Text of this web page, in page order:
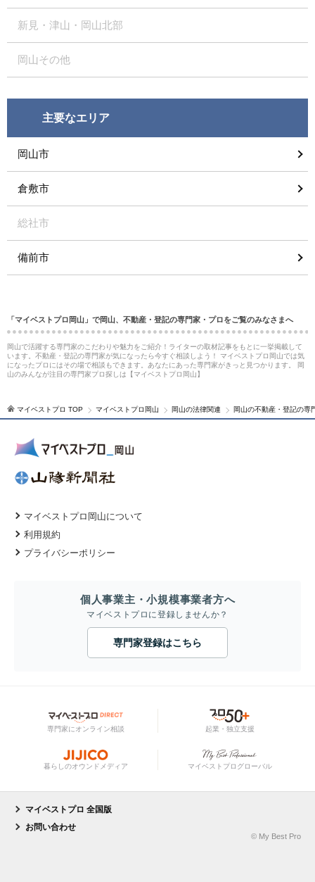
新見・津山・岡山北部
岡山その他
主要なエリア
岡山市
倉敷市
総社市
備前市
「マイベストプロ岡山」で岡山、不動産・登記の専門家・プロをご覧のみなさまへ
岡山で活躍する専門家のこだわりや魅力をご紹介！ライターの取材記事をもとに一挙掲載して
います。不動産・登記の専門家が気になったら今すぐ相談しよう！ マイベストプロ岡山では気
になったプロにはその場で相談もできます。あなたにあった専門家がきっと見つかります。 岡
山のみんなが注目の専門家プロ探しは【マイベストプロ岡山】
マイベストプロ TOP マイベストプロ岡山 岡山の法律関連 岡山の不動産・登記の専
マイベストプロ岡山について
利用規約
プライバシーポリシー
個人事業主・小規模事業者方へ
マイベストプロに登録しませんか？
専門家登録はこちら
専門家にオンライン相談 起業・独立支援
暮らしのオウンドメディア マイベストプログローバル
マイベストプロ 全国版
お問い合わせ
© My Best Pro